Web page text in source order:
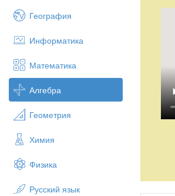
География
Информатика
Математика
Алгебра
Геометрия
Химия
Физика
Русский язык